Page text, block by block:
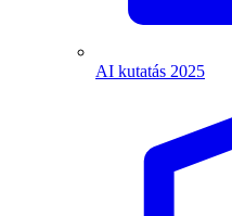
AI kutatás 2025